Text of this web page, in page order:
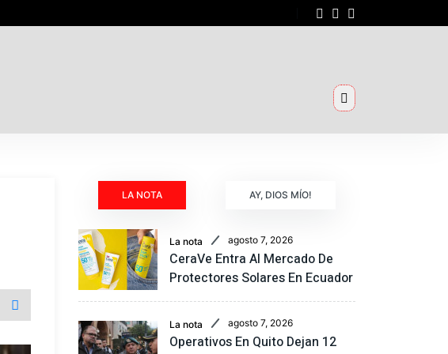
LA NOTA AY, DIOS MÍO!
La nota agosto 7, 2026
CeraVe Entra Al Mercado De
Protectores Solares En Ecuador
La nota agosto 7, 2026
Operativos En Quito Dejan 12